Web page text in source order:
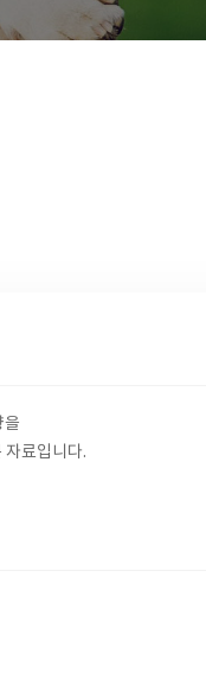
을
자료입니다.